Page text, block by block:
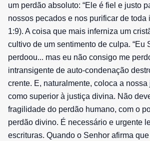
um perdão absoluto: “Ele é fiel e justo
nossos pecados e nos purificar de toda
1:9). A coisa que mais inferniza um
cultivo de um sentimento de culpa. “Eu
perdoou... mas eu não consigo me
intransigente de auto-condenação
crente. E, naturalmente, coloca a
como superior à justiça divina. Não
fragilidade do perdão humano, com o
perdão divino. É necessário e urgente
escrituras. Quando o Senhor afirma